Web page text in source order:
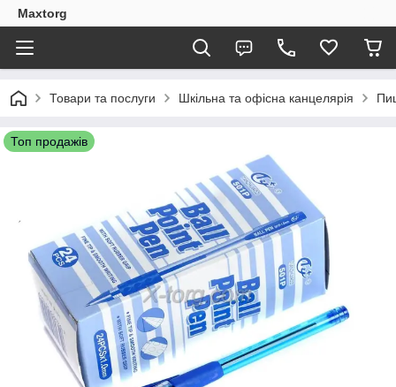
Maxtorg
Товари та послуги Шкільна та офісна канцелярія
Топ продажів